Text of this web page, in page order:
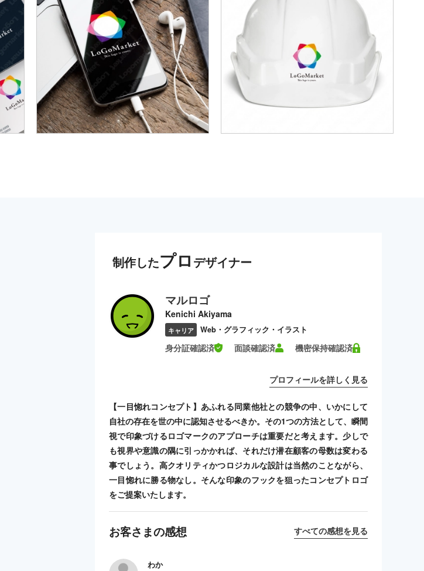
制作したプロ デザイナー
マルロゴ
Kenichi Akiyama
キャリア Web・グラフィック・イラスト
身分証確認済 面談確認済 機密保持確認済
プロフィールを詳しく見る
【一目惚れコンセプト】あふれる同業他社との競争の中、いかにして
自社の存在を世の中に認知させるべきか。その1つの方法として、瞬間
視で印象づけるロゴマークのアプローチは重要だと考えます。少しで
も視界や意識の隅に引っかかれば、それだけ潜在顧客の母数は変わる
事でしょう。高クオリティかつロジカルな設計は当然のことながら、
一目惚れに勝る物なし。そんな印象のフックを狙ったコンセプトロゴ
をご提案いたします。
お客さまの感想 すべての感想を見る
わか